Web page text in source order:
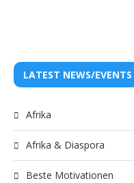
LATEST NEWS/EVENTS
Afrika
Afrika & Diaspora
Beste Motivationen